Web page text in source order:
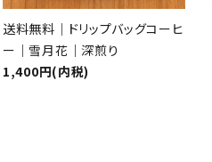
送料無料｜ドリップバッグコーヒ
ー｜雪月花｜深煎り
1,400円(内税)